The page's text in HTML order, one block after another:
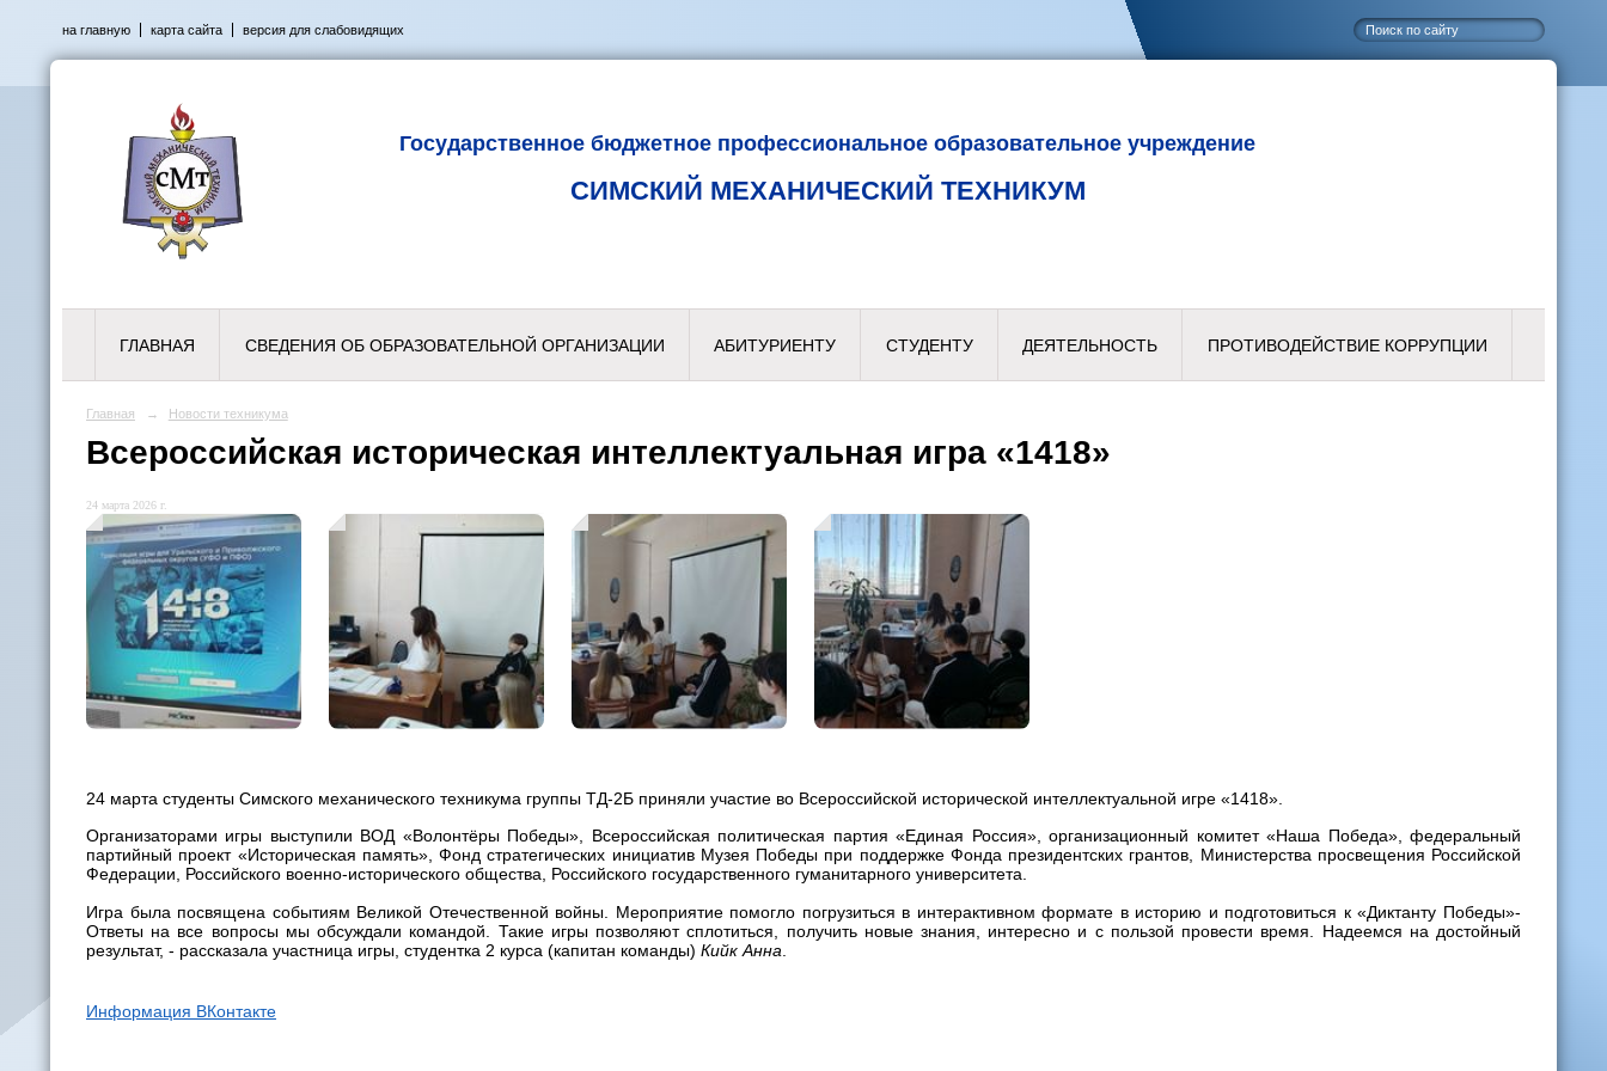
на главную карта сайта версия для слабовидящих
Государственное бюджетное профессиональное образовательное учреждение
СИМСКИЙ МЕХАНИЧЕСКИЙ ТЕХНИКУМ
ГЛАВНАЯ СВЕДЕНИЯ ОБ ОБРАЗОВАТЕЛЬНОЙ ОРГАНИЗАЦИИ АБИТУРИЕНТУ СТУДЕНТУ ДЕЯТЕЛЬНОСТЬ ПРОТИВОДЕЙСТВИЕ КОРРУПЦИИ
Главная → Новости техникума
Всероссийская историческая интеллектуальная игра «1418»
24 марта 2026 г.
24 марта студенты Симского механического техникума группы ТД-2Б приняли участие во Всероссийской исторической интеллектуальной игре «1418».
Организаторами игры выступили ВОД «Волонтёры Победы», Всероссийская политическая партия «Единая Россия», организационный комитет «Наша Победа», федеральный
партийный проект «Историческая память», Фонд стратегических инициатив Музея Победы при поддержке Фонда президентских грантов, Министерства просвещения Российской
Федерации, Российского военно-исторического общества, Российского государственного гуманитарного университета.
Игра была посвящена событиям Великой Отечественной войны. Мероприятие помогло погрузиться в интерактивном формате в историю и подготовиться к «Диктанту Победы»-
Ответы на все вопросы мы обсуждали командой. Такие игры позволяют сплотиться, получить новые знания, интересно и с пользой провести время. Надеемся на достойный
результат, - рассказала участница игры, студентка 2 курса (капитан команды) Кийк Анна
Информация ВКонтакте